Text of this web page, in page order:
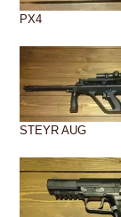
PX4
STEYR AUG